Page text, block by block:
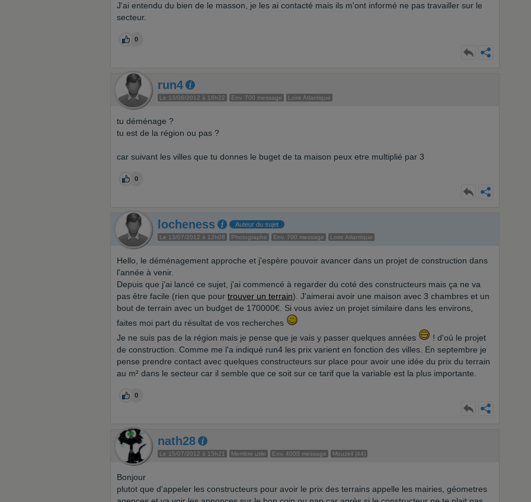
J'ai entendu du bien de le masson, je les ai contacté mais ils m'ont informé ne pas travailler sur le
secteur.
0
run4
Le 13/06/2012 à 16h22 Env. 700 message Loire Atlantique
tu déménage ?
tu est de la région ou pas ?
car suivant les villes que tu donnes le buget de ta maison peux etre multiplié par 3
0
locheness Auteur du sujet
Le 13/07/2012 à 12h08 Photographe Env. 700 message Loire Atlantique
Hello, le déménagement approche et j'espère pouvoir avancer dans un projet de construction dans
l'année à venir.
Depuis que j'ai lancé ce sujet, j'ai commencé à regarder du coté des constructeurs mais ça ne va
pas être facile (rien que pour trouver un terrain). J'aimerai avoir une maison avec 3 chambres et un
bout de terrain avec un budget de 170000€. Si vous aviez un projet similaire dans les environs,
faites moi part du résultat de vos recherches
Je ne suis pas de la région mais je pense que je vais y passer quelques années
! d'où le projet
de construction. Comme me l'a indiqué run4 les prix varient en fonction des villes. En septembre je
pense prendre contact avec quelques constructeurs sur place pour avoir une idée du prix du terrain
au m² dans le secteur car il semble que ce soit sur ce tarif que la variable est la plus importante.
0
nath28
Le 15/07/2012 à 15h21 Membre utile Env. 4000 message Mouzeil (44)
Bonjour
plutot que d'appeler les constructeurs pour avoir le prix des terrains appelle les mairies, géometres